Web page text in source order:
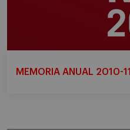
MEMORIA ANUAL 2010-11